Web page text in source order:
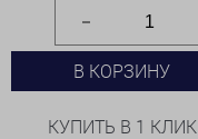
В КОРЗИНУ
КУПИТЬ В 1 КЛИК